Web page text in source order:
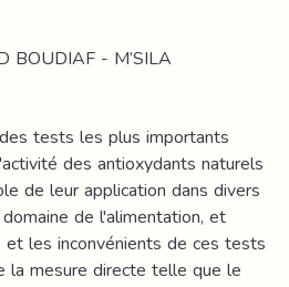
BOUDIAF - M’SILA
tests les plus importants
des antioxydants naturels
de leur application dans divers
de l'alimentation, et
les inconvénients de ces tests
la mesure directe telle que le